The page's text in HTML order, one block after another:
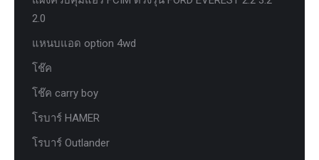
2.0
แหนบแอด option 4wd
โช๊ค
โช๊ค carry boy
โรบาร์ HAMER
โรบาร์ Outlander